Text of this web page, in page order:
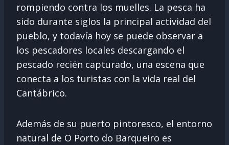
rompiendo contra los muelles. La pesca ha
sido durante siglos la principal actividad del
pueblo, y todavía hoy se puede observar a
los pescadores locales descargando el
pescado recién capturado, una escena que
conecta a los turistas con la vida real del
Cantábrico.
Además de su puerto pintoresco, el entorno
natural de O Porto do Barqueiro es